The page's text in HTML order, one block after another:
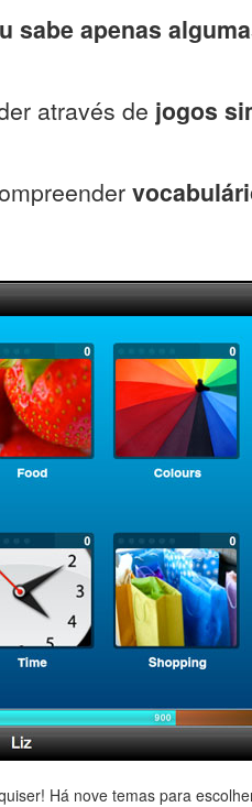
sabe apenas
através de jogos
Há nove temas para